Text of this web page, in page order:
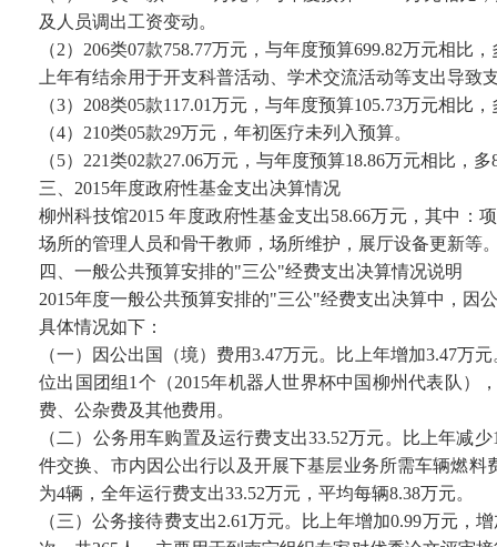
及人员调出工资变动。
（2）206类07款758.77万元，与年度预算699.82万元相
上年有结余用于开支科普活动、学术交流活动等支出导致
（3）208类05款117.01万元，与年度预算105.73万元相
（4）210类05款29万元，年初医疗未列入预算。
（5）221类02款27.06万元，与年度预算18.86万元相比
三、2015年度政府性基金支出决算情况
柳州科技馆2015 年度政府性基金支出58.66万元，其中
场所的管理人员和骨干教师，场所维护，展厅设备更新等
四、一般公共预算安排的"三公"经费支出决算情况说明
2015年度一般公共预算安排的"三公"经费支出决算中，因
具体情况如下：
（一）因公出国（境）费用3.47万元。比上年增加3.47
位出国团组1个（2015年机器人世界杯中国柳州代表队
费、公杂费及其他费用。
（二）公务用车购置及运行费支出33.52万元。比上年减
件交换、市内因公出行以及开展下基层业务所需车辆燃
为4辆，全年运行费支出33.52万元，平均每辆8.38万元。
（三）公务接待费支出2.61万元。比上年增加0.99万元，